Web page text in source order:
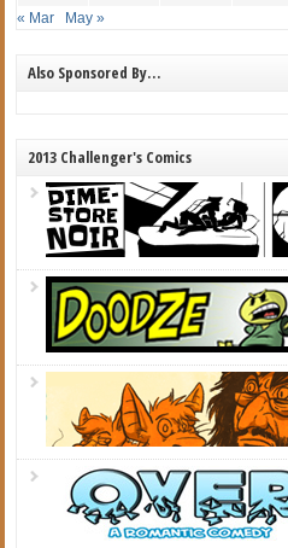
« Mar
May »
Also Sponsored By…
2013 Challenger's Comics